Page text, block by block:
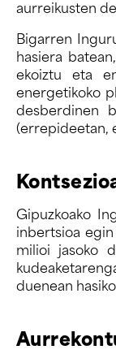
aurreikusten
Bigarren
hasiera
ekoiztu eta
energetikoko
desberdinen
(errepideetan,
Gipuzkoako
inbertsioa
milioi jasoko
duenean